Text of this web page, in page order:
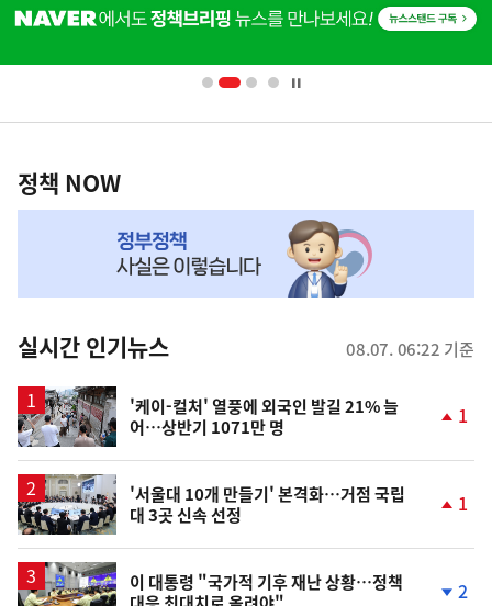
단
배
영
책
NOW,
뉴
스
정책 NOW
실시간 인기뉴스 08.07. 06:22 기준
'케이-컬처' 열풍에 외국인 발길 21% 늘
어…상반기 1071만 명
1
'서울대 10개 만들기' 본격화…거점 국립
대 3곳 신속 선정
1
이 대통령 "국가적 기후 재난 상황…정책
2